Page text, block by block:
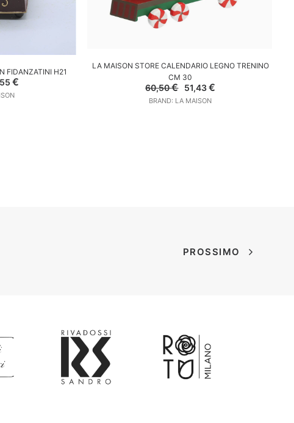
FIDANZATINI H21
€
AGGIUNGI AL CARRELLO
LA MAISON STORE CALENDARIO LEGNO TRENINO
CM 30
60,50€
Il
prezzo
originale
51,43€Il
BRAND: LA MAISON
PROSSIMO